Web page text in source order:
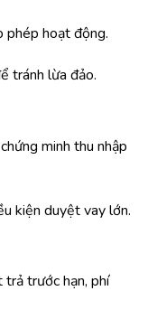
phép hoạt động.
tránh lừa đảo.
minh thu nhập
kiện duyệt vay lớn.
trước hạn, phí